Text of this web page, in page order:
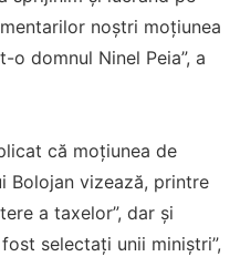
noștri moțiunea
domnul Ninel Peia”, a
că moțiunea de
Bolojan vizează, printre
a taxelor”, dar și
selectați unii miniștri”,